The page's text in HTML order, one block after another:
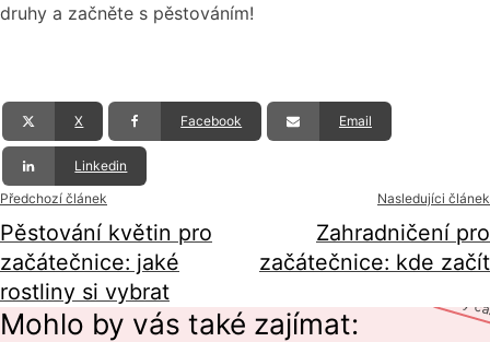
druhy a začněte s pěstováním!
X Facebook Email
Linkedin
Předchozí článek
Pěstování květin pro
začátečnice: jaké
rostliny si vybrat
Nasledujíci článek
Zahradničení pro
začátečnice: kde začít
Mohlo by vás také zajímat:
volný